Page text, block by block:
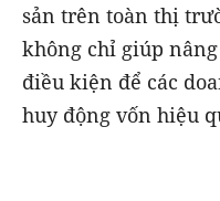
sản trên toàn thị
không chỉ giúp
điều kiện để các
huy động vốn hiệu